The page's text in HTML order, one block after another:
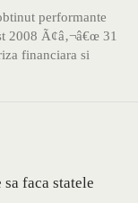
performante
2008 Ã¢â‚¬â€œ 31
financiara si
faca statele